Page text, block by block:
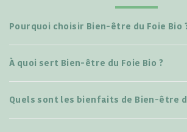
Pourquoi choisir Bien-être du Foie Bio
À quoi sert Bien-être du Foie Bio ?
Quels sont les bienfaits de Bien-être